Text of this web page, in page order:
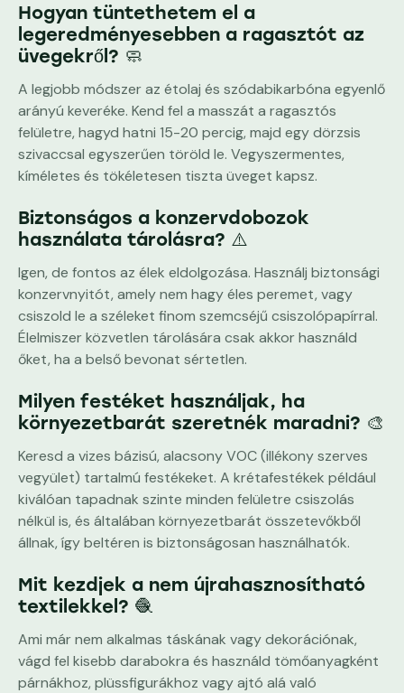
Hogyan tüntethetem el a
legeredményesebben a ragasztót az
üvegekről? 🧼
A legjobb módszer az étolaj és szódabikarbóna egyenlő
arányú keveréke. Kend fel a masszát a ragasztós
felületre, hagyd hatni 15-20 percig, majd egy dörzsis
szivaccsal egyszerűen töröld le. Vegyszermentes,
kíméletes és tökéletesen tiszta üveget kapsz.
Biztonságos a konzervdobozok
használata tárolásra? ⚠️
Igen, de fontos az élek eldolgozása. Használj biztonsági
konzervnyitót, amely nem hagy éles peremet, vagy
csiszold le a széleket finom szemcséjű csiszolópapírral.
Élelmiszer közvetlen tárolására csak akkor használd
őket, ha a belső bevonat sértetlen.
Milyen festéket használjak, ha
környezetbarát szeretnék maradni? 🎨
Keresd a vizes bázisú, alacsony VOC (illékony szerves
vegyület) tartalmú festékeket. A krétafestékek például
kiválóan tapadnak szinte minden felületre csiszolás
nélkül is, és általában környezetbarát összetevőkből
állnak, így beltéren is biztonságosan használhatók.
Mit kezdjek a nem újrahasznosítható
textilekkel? 🧶
Ami már nem alkalmas táskának vagy dekorációnak,
vágd fel kisebb darabokra és használd tömőanyagként
párnákhoz, plüssfigurákhoz vagy ajtó alá való